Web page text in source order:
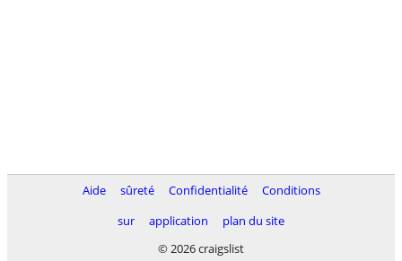
Aide sûreté Confidentialité
Conditions
sur
application
plan du site
© 2026 craigslist